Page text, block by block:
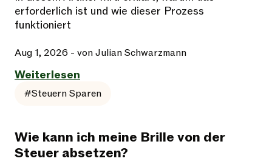
erforderlich ist und wie dieser Prozess
funktioniert
Aug 1, 2026 - von Julian Schwarzmann
Weiterlesen
#Steuern Sparen
Wie kann ich meine Brille von der
Steuer absetzen?